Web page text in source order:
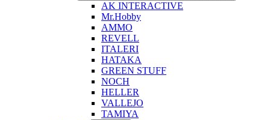
AK INTERACTIVE
Mr.Hobby
AMMO
REVELL
ITALERI
HATAKA
GREEN STUFF
NOCH
HELLER
VALLEJO
TAMIYA